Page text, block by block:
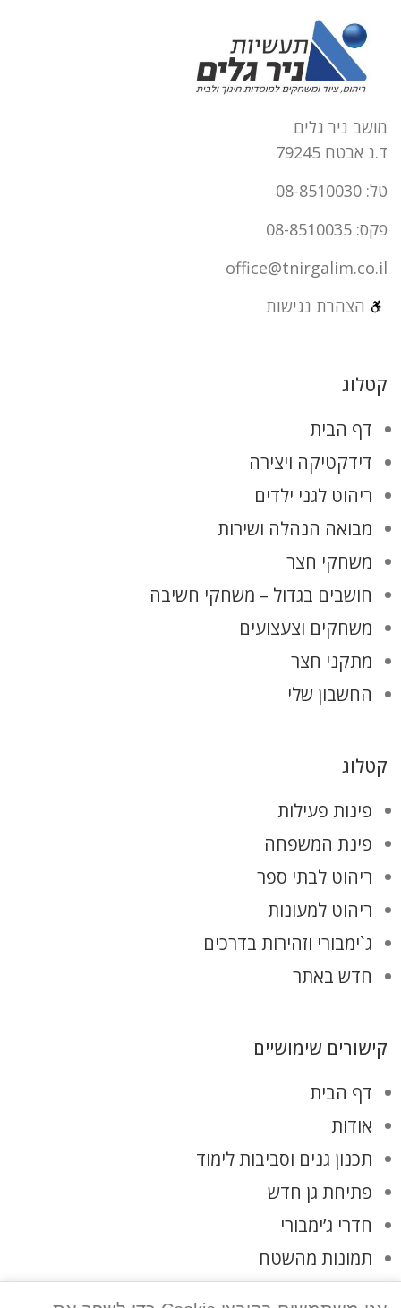
מושב ניר גלים
ד.נ אבטח 79245
טל: 08-8510030
פקס: 08-8510035
office@tnirgalim.co.il
הצהרת נגישות
קטלוג
דף הבית
דידקטיקה ויצירה
ריהוט לגני ילדים
מבואה הנהלה ושירות
משחקי חצר
חושבים בגדול – משחקי חשיבה
משחקים וצעצועים
מתקני חצר
החשבון שלי
קטלוג
פינות פעילות
פינת המשפחה
ריהוט לבתי ספר
ריהוט למעונות
ג`ימבורי וזהירות בדרכים
חדש באתר
קישורים שימושיים
דף הבית
אודות
תכנון גנים וסביבות לימוד
פתיחת גן חדש
חדרי ג’ימבורי
תמונות מהשטח